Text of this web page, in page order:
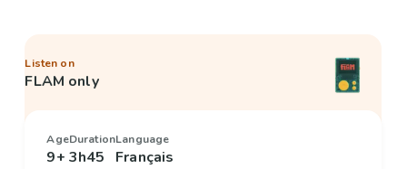
Listen on
FLAM only
Age
9+
Duration
3h45
Language
Français